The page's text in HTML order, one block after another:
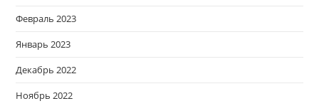
Февраль 2023
Январь 2023
Декабрь 2022
Ноябрь 2022